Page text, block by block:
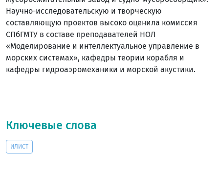
Научно-исследовательскую и творческую
составляющую проектов высоко оценила комиссия
СПбГМТУ в составе преподавателей НОЛ
«Моделирование и интеллектуальное управление в
морских системах», кафедры теории корабля и
кафедры гидроаэромеханики и морской акустики.
Ключевые слова
ИЛИСТ